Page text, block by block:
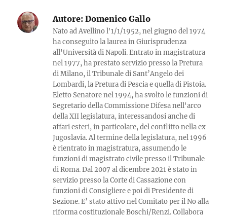
Autore: Domenico Gallo
Nato ad Avellino l'1/1/1952, nel giugno del 1974
ha conseguito la laurea in Giurisprudenza
all'Università di Napoli. Entrato in magistratura
nel 1977, ha prestato servizio presso la Pretura
di Milano, il Tribunale di Sant’Angelo dei
Lombardi, la Pretura di Pescia e quella di Pistoia.
Eletto Senatore nel 1994, ha svolto le funzioni di
Segretario della Commissione Difesa nell'arco
della XII legislatura, interessandosi anche di
affari esteri, in particolare, del conflitto nella ex
Jugoslavia. Al termine della legislatura, nel 1996
è rientrato in magistratura, assumendo le
funzioni di magistrato civile presso il Tribunale
di Roma. Dal 2007 al dicembre 2021 è stato in
servizio presso la Corte di Cassazione con
funzioni di Consigliere e poi di Presidente di
Sezione. E’ stato attivo nel Comitato per il No alla
riforma costituzionale Boschi/Renzi. Collabora